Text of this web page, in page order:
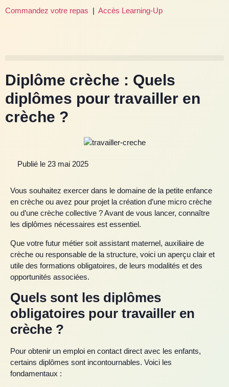
Commandez votre repas | Accès Learning-Up
Diplôme crèche : Quels
diplômes pour travailler en
crèche ?
Publié le 23 mai 2025
Vous souhaitez exercer dans le domaine de la petite enfance
en crèche ou avez pour projet la création d’une micro crèche
ou d’une crèche collective ? Avant de vous lancer, connaître
les diplômes nécessaires est essentiel.
Que votre futur métier soit assistant maternel, auxiliaire de
crèche ou responsable de la structure, voici un aperçu clair et
utile des formations obligatoires, de leurs modalités et des
opportunités associées.
Quels sont les diplômes
obligatoires pour travailler en
crèche ?
Pour obtenir un emploi en contact direct avec les enfants,
certains diplômes sont incontournables. Voici les
fondamentaux :